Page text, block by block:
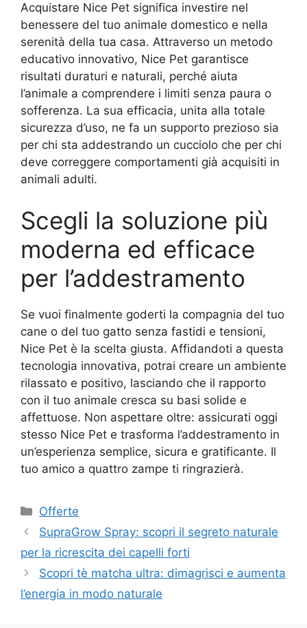
Acquistare Nice Pet significa investire nel
benessere del tuo animale domestico e nella
serenità della tua casa. Attraverso un metodo
educativo innovativo, Nice Pet garantisce
risultati duraturi e naturali, perché aiuta
l’animale a comprendere i limiti senza paura o
sofferenza. La sua efficacia, unita alla totale
sicurezza d’uso, ne fa un supporto prezioso sia
per chi sta addestrando un cucciolo che per chi
deve correggere comportamenti già acquisiti in
animali adulti.
Scegli la soluzione più
moderna ed efficace
per l’addestramento
Se vuoi finalmente goderti la compagnia del tuo
cane o del tuo gatto senza fastidi e tensioni,
Nice Pet è la scelta giusta. Affidandoti a questa
tecnologia innovativa, potrai creare un ambiente
rilassato e positivo, lasciando che il rapporto
con il tuo animale cresca su basi solide e
affettuose. Non aspettare oltre: assicurati oggi
stesso Nice Pet e trasforma l’addestramento in
un’esperienza semplice, sicura e gratificante. Il
tuo amico a quattro zampe ti ringrazierà.
Categorie
Offerte
SupraGrow Spray: scopri il segreto naturale
per la ricrescita dei capelli forti
Scopri tè matcha ultra: dimagrisci e aumenta
l’energia in modo naturale